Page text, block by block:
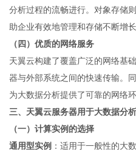
分析过程的流畅进行。对象存储
助企业有效地管理和存储不断增
（四）优质的网络服务
天翼云构建了覆盖广泛的网络基
器与外部系统之间的快速传输。
为大数据分析提供了可靠的网络环
三、天翼云服务器用于大数据分
（一）计算实例的选择
通用型实例 ：适用于一般性的大